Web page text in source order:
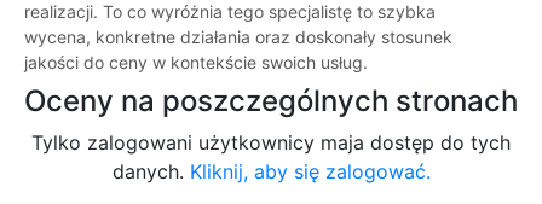
realizacji. To co wyróżnia tego specjalistę to szybka
wycena, konkretne działania oraz doskonały stosunek
jakości do ceny w kontekście swoich usług.
Oceny na poszczególnych stronach
Tylko zalogowani użytkownicy maja dostęp do tych
danych. Kliknij, aby się zalogować.